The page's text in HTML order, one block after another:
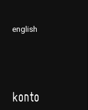
english
konto